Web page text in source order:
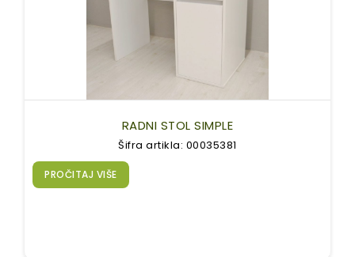
RADNI STOL SIMPLE
Šifra artikla: 00035381
PROČITAJ VIŠE